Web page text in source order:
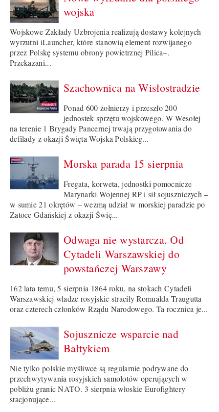
wojska
Wojskowe Zakłady Uzbrojenia realizują dostawy kolejnych
wyrzutni iLauncher, które stanowią element rozwijanego
przez Polskę systemu obrony powietrznej Pilica+.
Przekazani...
Szachownica na Wisłostradzie
Ponad 600 żołnierzy i przeszło 200
jednostek sprzętu wojskowego. W Wesołej
na terenie 1 Brygady Pancernej trwają przygotowania do
defilady z okazji Święta Wojska Polskieg...
Morska parada 15 sierpnia
Fregata, korweta, jednostki pomocnicze
Marynarki Wojennej RP i sił sojuszniczych –
w sumie 21 okrętów – wezmą udział w morskiej paradzie po
Zatoce Gdańskiej z okazji Świę...
Odwaga nie wystarcza. Od
Cytadeli Warszawskiej do
powstańczej Warszawy
162 lata temu, 5 sierpnia 1864 roku, na stokach Cytadeli
Warszawskiej władze rosyjskie straciły Romualda Traugutta
oraz czterech członków Rządu Narodowego. Ta rocznica je...
Sojusznicze wsparcie nad
Bałtykiem
Nie tylko polskie myśliwce są regularnie podrywane do
przechwytywania rosyjskich samolotów operujących w
pobliżu granic NATO. 3 sierpnia włoskie Eurofightery
stacjonujące...